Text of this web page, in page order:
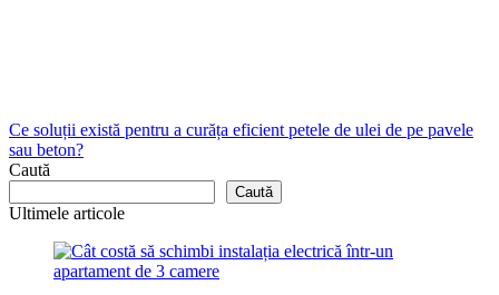
Ce soluții există pentru a curăța eficient petele de ulei de pe pavele
sau beton?
Caută
Caută
Ultimele articole